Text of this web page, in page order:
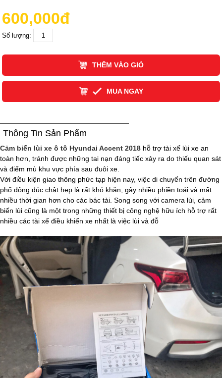
600,000đ
Số lượng:
THÊM VÀO GIỎ
MUA NGAY
Thông Tin Sản Phẩm
Cảm biến lùi xe ô tô Hyundai Accent 2018 hỗ trợ tài xế lùi xe an
toàn hơn, tránh được những tai nạn đáng tiếc xảy ra do thiếu quan sát
và điểm mù khu vực phía sau đuôi xe.
Với điều kiện giao thông phức tạp hiện nay, việc di chuyển trên đường
phố đông đúc chật hẹp là rất khó khăn, gây nhiều phiền toái và mất
nhiều thời gian hơn cho các bác tài. Song song với camera lùi, cảm
biến lùi cũng là một trong những thiết bị công nghệ hữu ích hỗ trợ rất
nhiều các tài xế điều khiển xe nhất là việc lùi và đỗ